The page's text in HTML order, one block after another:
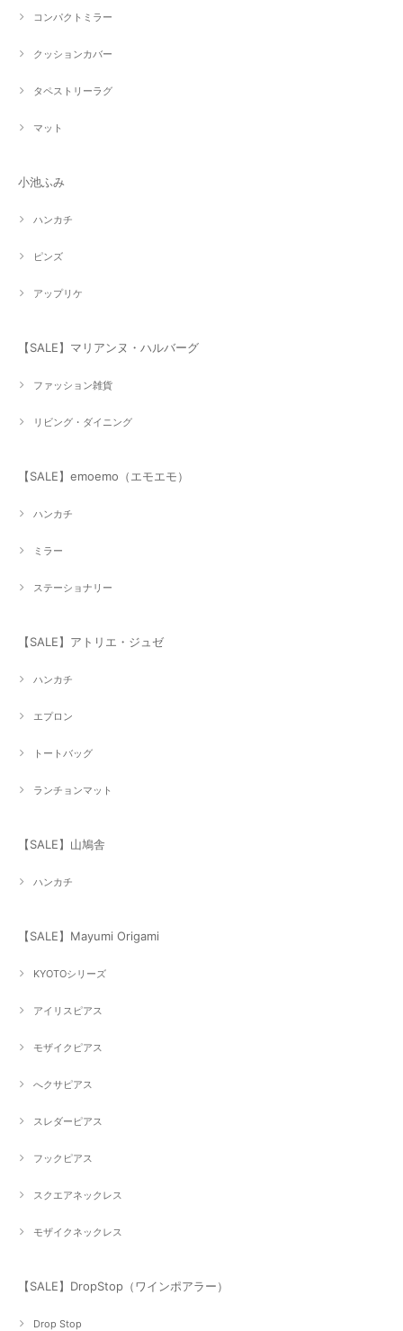
コンパクトミラー
クッションカバー
タペストリーラグ
マット
小池ふみ
ハンカチ
ピンズ
アップリケ
【SALE】マリアンヌ・ハルバーグ
ファッション雑貨
リビング・ダイニング
【SALE】emoemo（エモエモ）
ハンカチ
ミラー
ステーショナリー
【SALE】アトリエ・ジュゼ
ハンカチ
エプロン
トートバッグ
ランチョンマット
【SALE】山鳩舎
ハンカチ
【SALE】Mayumi Origami
KYOTOシリーズ
アイリスピアス
モザイクピアス
へクサピアス
スレダーピアス
フックピアス
スクエアネックレス
モザイクネックレス
【SALE】DropStop（ワインポアラー）
Drop Stop